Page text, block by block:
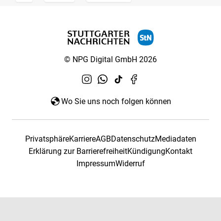
© NPG Digital GmbH 2026
Wo Sie uns noch folgen können
PrivatsphäreKarriereAGBDatenschutzMediadaten
Erklärung zur BarrierefreiheitKündigungKontakt
ImpressumWiderruf